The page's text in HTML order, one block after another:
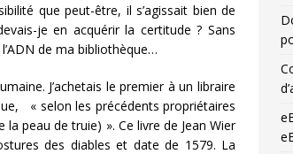
que peut-être, il s’agissait bien de
je en acquérir la certitude ? Sans
de ma bibliothèque…
J’achetais le premier à un libraire
« selon les précédents propriétaires
peau de truie) ». Ce livre de Jean Wier
des diables et date de 1579. La